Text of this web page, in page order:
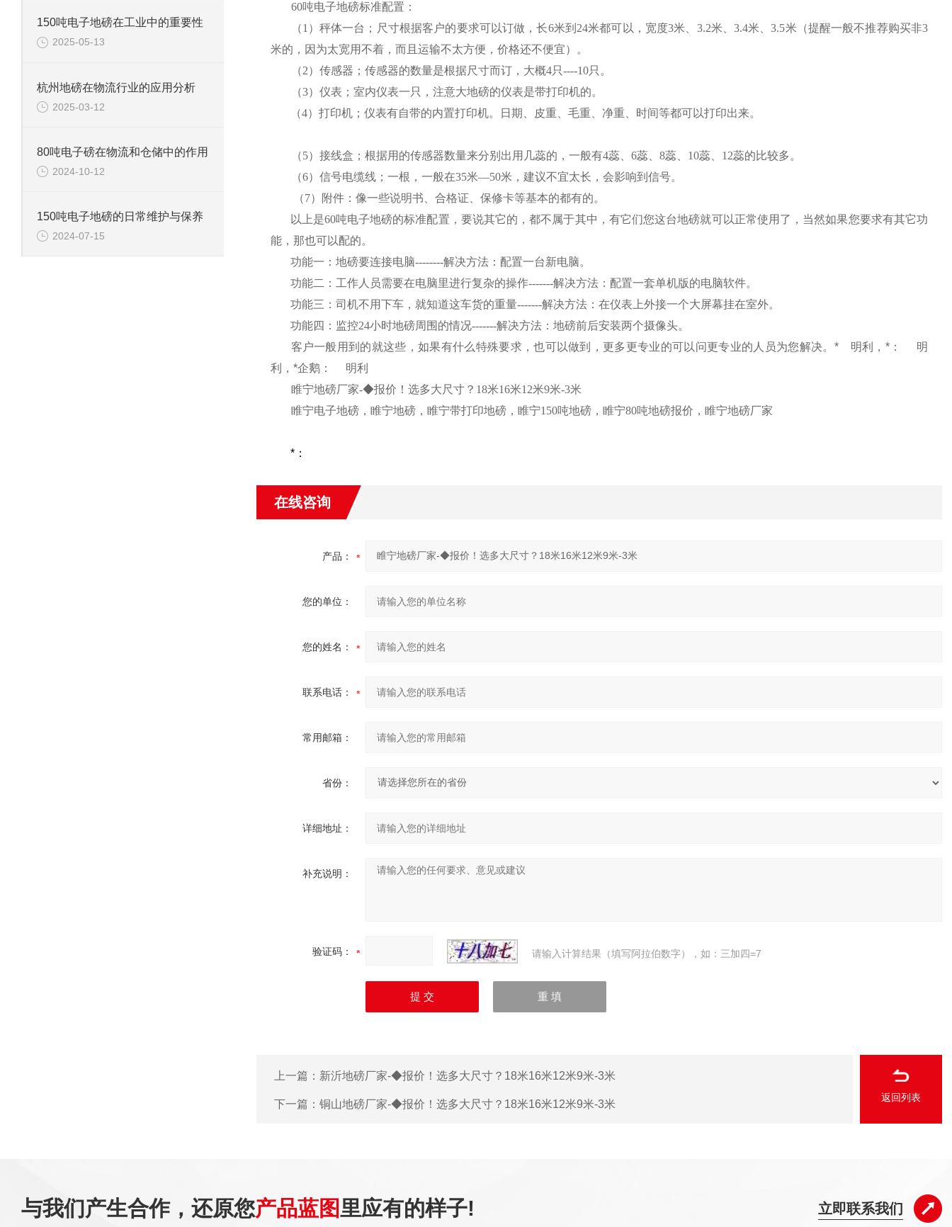
150吨电子地磅在工业中的重要性
2025-05-13
杭州地磅在物流行业的应用分析
2025-03-12
80吨电子磅在物流和仓储中的作用
2024-10-12
150吨电子地磅的日常维护与保养
2024-07-15
60吨电子地磅标准配置：
（1 ）秤体一台；尺寸根据客户的要求可以订做，长6米到 24米都可以，宽度3米 3.2米 3.4米 、3.5米 （提醒一般不推荐购买非3
米的，因为太宽用不着，而且运输不太方便，价格还不便宜）。
（2）传感器；传感器的数量是根据尺寸而订，大概4只----10只。
（3）仪表；室内仪表一只，注意大地磅的仪表是带打印机的。
（4）打印机；仪表有自带的内置打印机。日期、皮重、毛重、净重、时间等都可以打印出来。
（5）接线盒；根据用的传感器数量来分别出用几蕊的，一般有4蕊、 6蕊、 8蕊、 10蕊、 12蕊的比较多。
（6）信号电缆线；一根，一般在35米—50米 ，建议不宜太长，会影响到信号。
（7）附件：像一些说明书、合格证、保修卡等基本的都有的。
以上是60吨电子地磅的标准配置，要说其它的，都不属于其中，有它们您这台地磅就可以正常使用了，当然如果您要求有其它功
能，那也可以配的。
功能一：地磅要连接电脑--------解决方法：配置一台新电脑。
功能二：工作人员需要在电脑里进行复杂的操作-------解决方法：配置一套单机版的电脑软件。
功能三：司机不用下车，就知道这车货的重量-------解决方法：在仪表上外接一个大屏幕挂在室外。
功能四：监控24小时地磅周围的情况-------解决方法：地磅前后安装两个摄像头。
客户一般用到的就这些，如果有什么特殊要求，也可以做到，更多更专业的可以问更专业的人员为您解决。 * 明利，*：
明
利，*企鹅：
明利
睢宁地磅厂家-◆报价！选多大尺寸？ 18米16米12米9米-3米
睢宁电子地磅，睢宁地磅，睢宁带打印地磅，睢宁150吨地磅，睢宁80吨地磅报价，睢宁地磅厂家
*：
在线咨询
产品：
您的单位：
您的姓名：
联系电话：
常用邮箱：
省份：
详细地址：
补充说明：
验证码： 请输入计算结果（填写阿拉伯数字），如：三加四=7
上一篇： 新沂地磅厂家-◆报价！选多大尺寸？18米16米12米9米-3米
下一篇： 铜山地磅厂家-◆报价！选多大尺寸？18米16米12米9米-3米
返回列表
与我们产生合作，还原您产品蓝图里应有的样子! 立即联系我们